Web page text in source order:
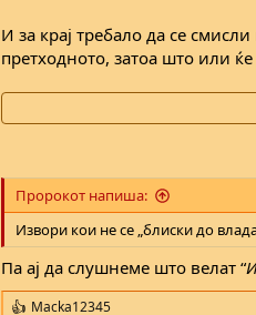
И за крај требало да се
претходното, затоа што или
Пророкот напиша:
Извори кои не се „блиски до
Па ај да слушнеме што велат “
Macka12345